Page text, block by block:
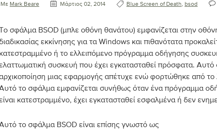
Με Mark Beare Μάρτιος 02, 2014 Blue Screen of Death, bsod
σφάλμα BSOD (μπλε οθόνη θανάτου) εμφανίζεται στην
εκκίνησης για τα Windows και πιθανότατα
ή το ελλειπόμενο πρόγραμμα οδήγησης
συσκευή που έχει εγκατασταθεί πρόσφατα. Αυτό
μιας εφαρμογής απέτυχε ενώ φορτώθηκε από το
το σφάλμα εμφανίζεται συνήθως όταν ένα πρόγραμμα
κατεστραμμένο, έχει εγκατασταθεί εσφαλμένα ή δεν
το σφάλμα BSOD είναι επίσης γνωστό ως